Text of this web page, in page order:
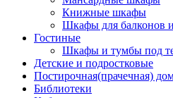
Книжные шкафы
Шкафы для балконов
Гостиные
Шкафы и тумбы под
Детские и подростковые
Постирочная(прачечная)
Библиотеки